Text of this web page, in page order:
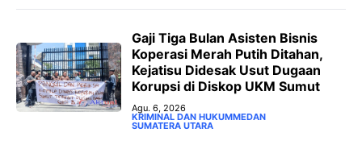
‎Gaji Tiga Bulan Asisten Bisnis
Koperasi Merah Putih Ditahan,
Kejatisu Didesak Usut Dugaan
Korupsi di Diskop UKM Sumut
Agu. 6, 2026
KRIMINAL DAN HUKUMMEDAN
SUMATERA UTARA